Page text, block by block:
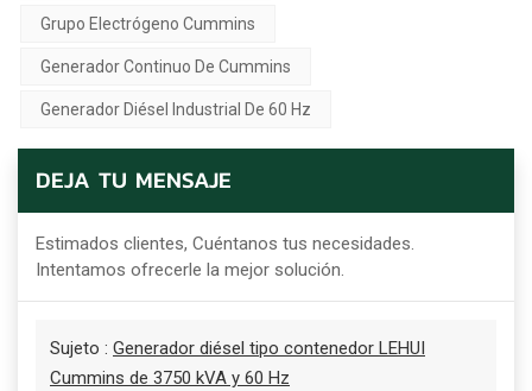
Grupo Electrógeno Cummins
Generador Continuo De Cummins
Generador Diésel Industrial De 60 Hz
DEJA TU MENSAJE
Estimados clientes, Cuéntanos tus necesidades.
Intentamos ofrecerle la mejor solución.
Sujeto : Generador diésel tipo contenedor LEHUI
Cummins de 3750 kVA y 60 Hz